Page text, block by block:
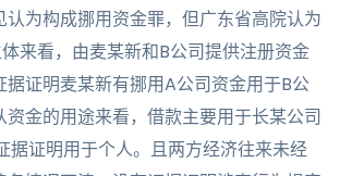
认为构成挪用资金罪，但广东省高院认为
来看，由麦某新和B公司提供注册资金
证明麦某新有挪用A公司资金用于B公
资金的用途来看，借款主要用于长某公司
据证明用于个人。且两方经济往来未经